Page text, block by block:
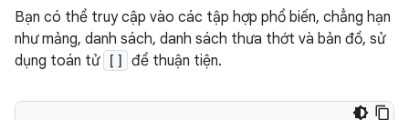
Bạn có thể truy cập vào các tập hợp phổ biến, chẳng hạn
như mảng, danh sách, danh sách thưa thớt và bản đồ, sử
dụng toán tử [] để thuận tiện.